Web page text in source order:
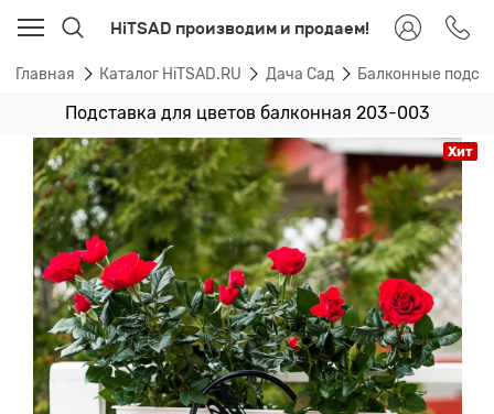
HiTSAD производим и продаем!
Главная Каталог HiTSAD.RU Дача Сад Балконные
Подставка для цветов балконная 203-003
Хит